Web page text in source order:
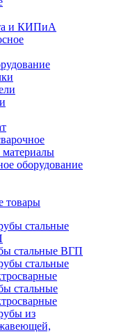
и КИПиА
материалы
оборудование
товары
стальные ВГП
стальные